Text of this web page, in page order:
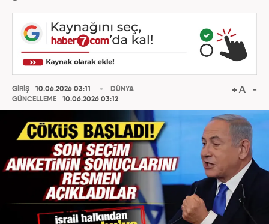
GİRİŞ
10.06.2026 03:11
GÜNCELLEME
10.06.2026 03:12
DÜNYA